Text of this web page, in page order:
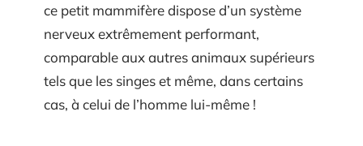
ce petit mammifère dispose d’un système
nerveux extrêmement performant,
comparable aux autres animaux supérieurs
tels que les singes et même, dans certains
cas, à celui de l’homme lui-même !